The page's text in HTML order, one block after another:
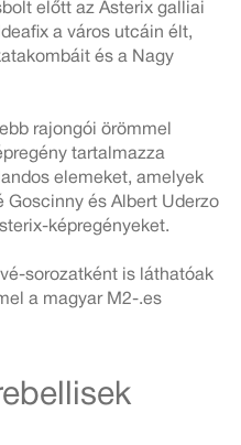
előtt az Asterix galliai
a város utcáin élt,
és a Nagy
rajongói örömmel
tartalmazza
elemeket, amelyek
Goscinny és Albert Uderzo
képregényeket.
sorozatként is láthatóak
a magyar M2-.es